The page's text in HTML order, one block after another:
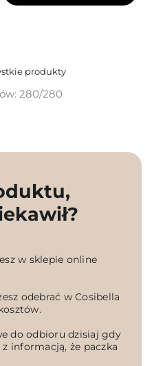
produkty
280/280
w sklepie online
odebrać w Cosibella
do odbioru dzisiaj gdy
informacją, że paczka